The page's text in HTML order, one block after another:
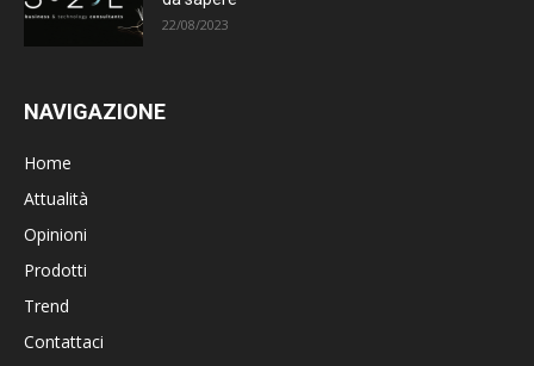
22/08/2023
NAVIGAZIONE
Home
Attualità
Opinioni
Prodotti
Trend
Contattaci